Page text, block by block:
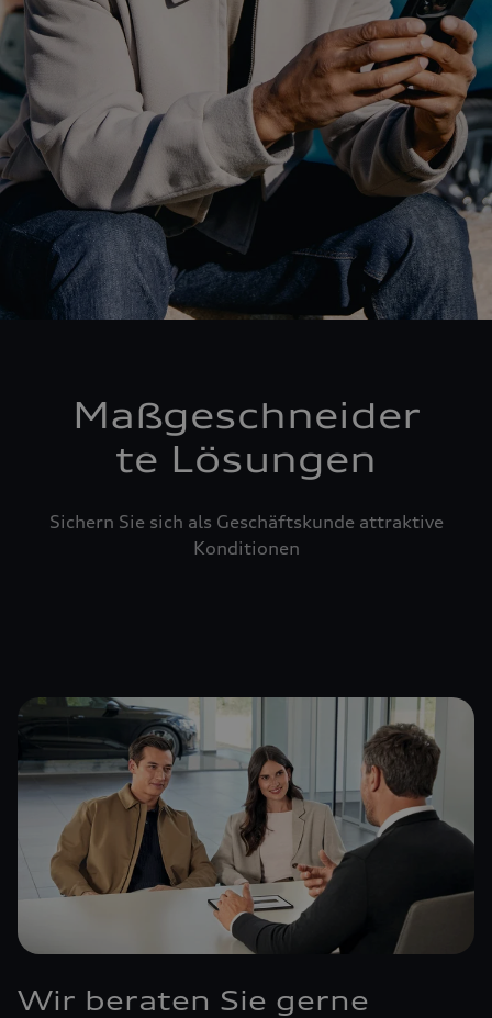
Maßgeschneider
te Lösungen
Sichern Sie sich als Geschäftskunde attraktive
Konditionen
Wir beraten Sie gerne